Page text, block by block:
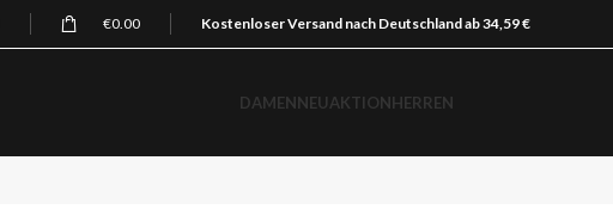
€0.00 Kostenloser Versand nach Deutschland ab 34,59 €
DAMENNEUAKTIONHERREN